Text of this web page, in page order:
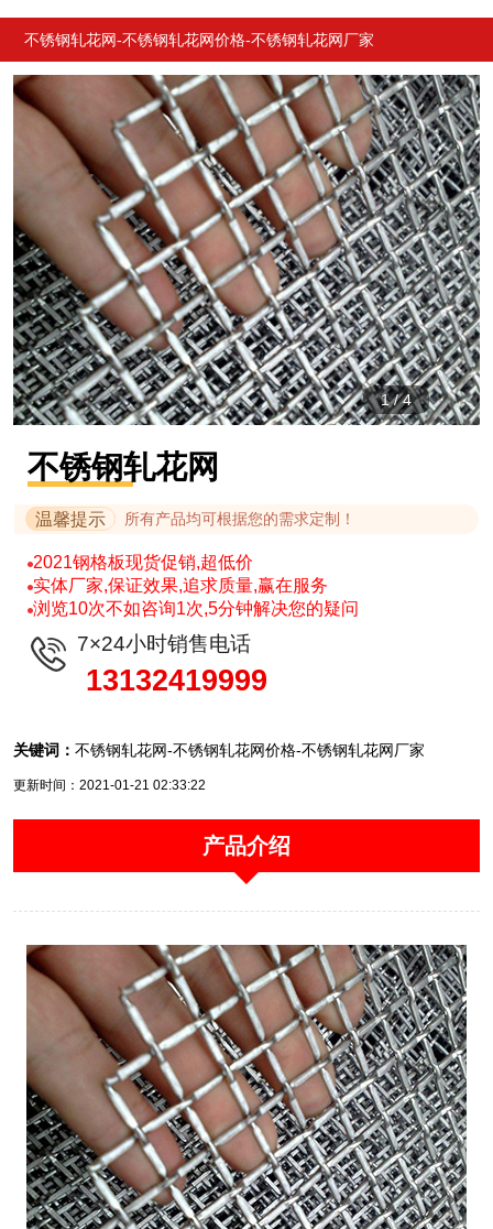
不锈钢轧花网-不锈钢轧花网价格-不锈钢轧花网厂家
产品 介绍 详情 推荐
1/4
不锈钢轧花网
温馨提示 所有产品均可根据您的需求定制！
2021钢格板现货促销,超低价
实体厂家,保证效果,追求质量,赢在服务
浏览10次不如咨询1次,5分钟解决您的疑问
7×24小时销售电话
13132419999
关键词： 不锈钢轧花网-不锈钢轧花网价格-不锈钢轧花网厂家
更新时间：2021-01-21 02:33:22
产品介绍